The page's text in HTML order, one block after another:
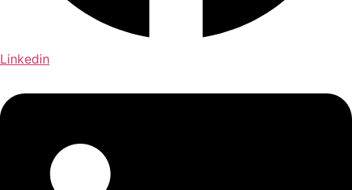
Linkedin